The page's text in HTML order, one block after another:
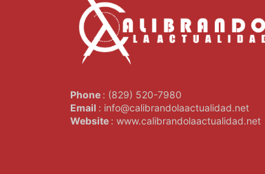
Phone : (829) 520-7980
Email : info@calibrandolaactualidad.net
Website : www.calibrandolaactualidad.net